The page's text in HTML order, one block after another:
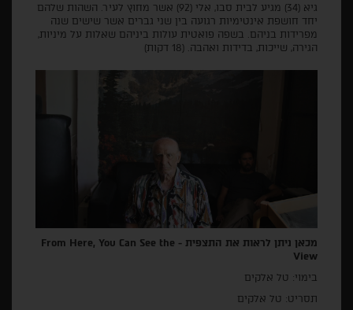
גיא (34) מגיע לבית סבו, אלי (92) אשר מחוץ לעיר. השהות שלהם
יחד חושפת אינטימיות רגועה בין שני גברים אשר שישים שנה
מפרידות בניהם. בשפה פואטית עולות ביניהם שאלות על מיניות,
הגירה, שייכות, בדידות ואהבה. (18 דקות)
מכאן ניתן לראות את התצפית - From Here, You Can See the
View
בימוי: טל אלקים
תסריט: טל אלקים